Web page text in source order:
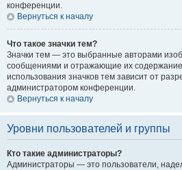
конференции.
Вернуться к началу
Что такое значки тем?
Значки тем — это выбранные авторами
сообщениями и отражающие их
использования значков тем зависит от
администратором конференции.
Вернуться к началу
Уровни пользователей и группы
Кто такие администраторы?
Администраторы — это пользователи,